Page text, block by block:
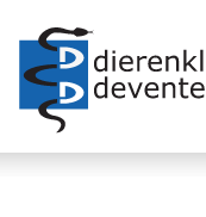
naar
inhoud